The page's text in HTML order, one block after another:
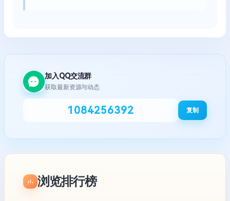
加入QQ交流群
获取最新资源与动态
1084256392 复制
浏览排行榜